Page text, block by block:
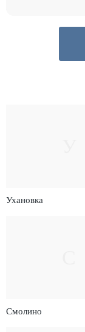
Ухановка
Смолино